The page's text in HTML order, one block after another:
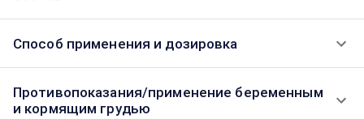
Способ применения и дозировка
Противопоказания/применение беременным
и кормящим грудью